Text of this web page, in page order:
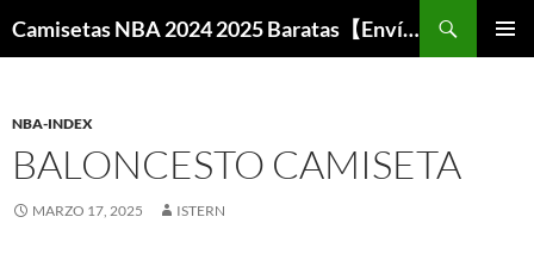
Camisetas NBA 2024 2025 Baratas【Envío Gratis】
NBA-INDEX
BALONCESTO CAMISETA
MARZO 17, 2025 ISTERN